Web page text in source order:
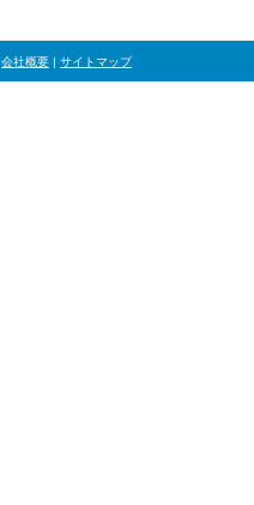
会社概要 | サイトマップ